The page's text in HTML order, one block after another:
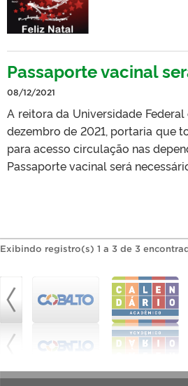
Passaporte vacinal
08/12/2021
A reitora da Universidade
dezembro de 2021, portaria que
para acesso circulação nas
Passaporte vacinal será
Exibindo registro(s) 1 a 3 de 3